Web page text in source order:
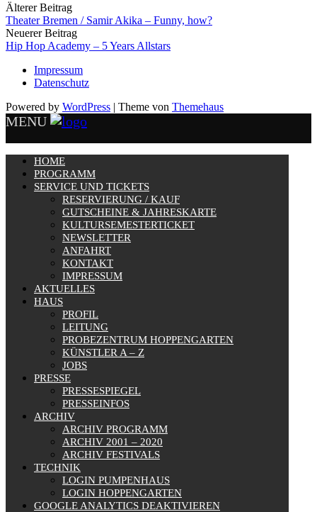
Älterer Beitrag
Theater Bremen / Samir Akika – Funny, how?
Neuerer Beitrag
Hip Hop Academy – 5 Years Allstars
Impressum
Datenschutz
Powered by WordPress | Theme von Themehaus
MENU
HOME
PROGRAMM
SERVICE UND TICKETS
RESERVIERUNG / KAUF
GUTSCHEINE & JAHRESKARTE
KULTURSEMESTERTICKET
NEWSLETTER
ANFAHRT
KONTAKT
IMPRESSUM
AKTUELLES
HAUS
PROFIL
LEITUNG
PROBEZENTRUM HOPPENGARTEN
KÜNSTLER A – Z
JOBS
PRESSE
PRESSESPIEGEL
PRESSEINFOS
ARCHIV
ARCHIV PROGRAMM
ARCHIV 2001 – 2020
ARCHIV FESTIVALS
TECHNIK
LOGIN PUMPENHAUS
LOGIN HOPPENGARTEN
GOOGLE ANALYTICS DEAKTIVIEREN